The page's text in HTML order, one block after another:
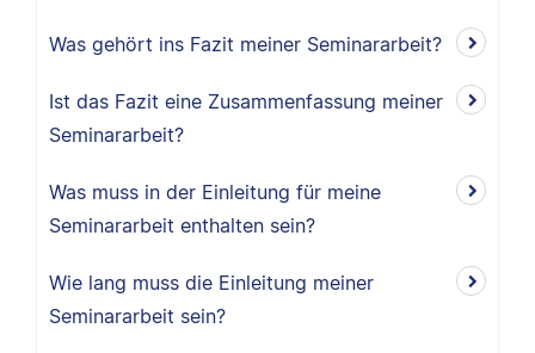
Was gehört ins Fazit meiner Seminararbeit?
Ist das Fazit eine Zusammenfassung meiner
Seminararbeit?
Was muss in der Einleitung für meine
Seminararbeit enthalten sein?
Wie lang muss die Einleitung meiner
Seminararbeit sein?